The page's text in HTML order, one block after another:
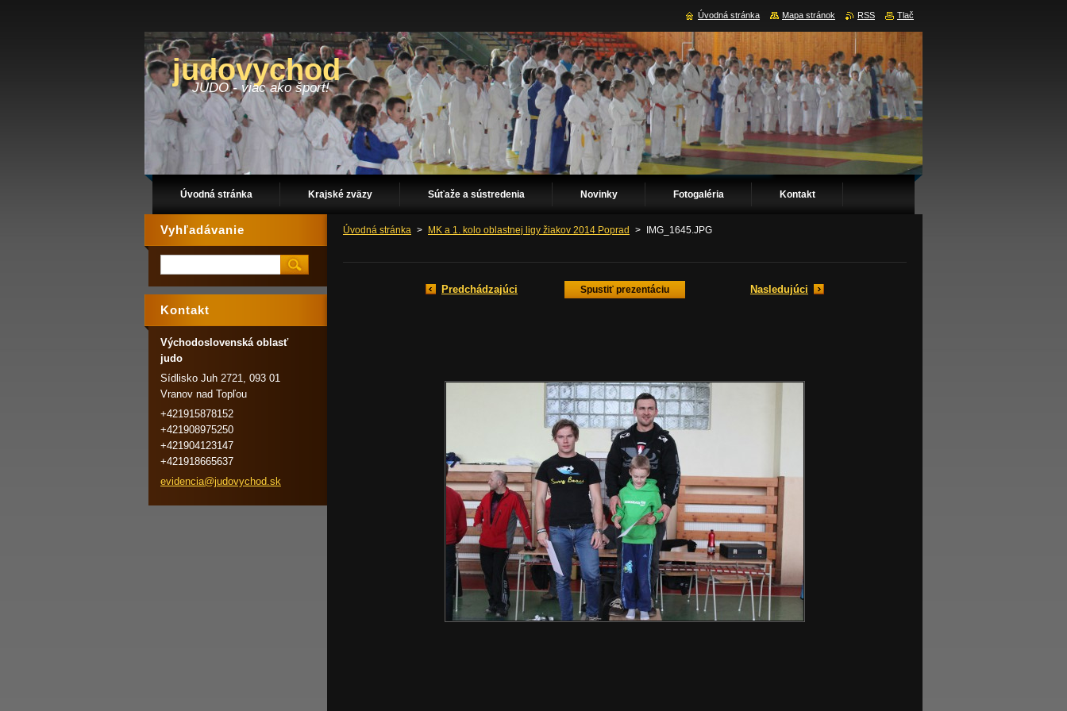
judovychod
JUDO - viac ako šport!
Úvodná stránka Krajské zväzy Súťaže a sústredenia Novinky Fotogaléria Kontakt
Úvodná stránka > MK a 1. kolo oblastnej ligy žiakov 2014 Poprad > IMG_1645.JPG
Predchádzajúci Spustiť prezentáciu Nasledujúci
Vyhľadávanie
Kontakt
Východoslovenská oblasť
judo
Sídlisko Juh 2721, 093 01
Vranov nad Topľou
+421915878152
+421908975250
+421904123147
+421918665637
evidencia@judovychod.sk
Úvodná stránka Mapa stránok RSS Tlač